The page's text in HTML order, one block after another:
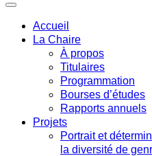
Accueil
La Chaire
À propos
Titulaires
Programmation
Bourses d’études
Rapports annuels
Projets
Portrait et
la diversité de